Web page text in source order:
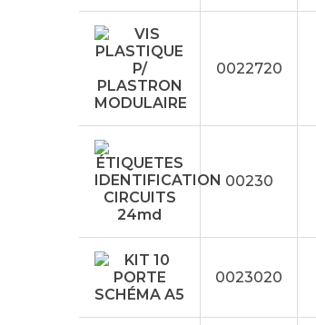
0022720
00230
0023020